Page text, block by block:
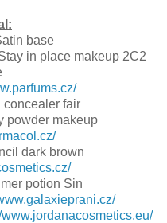
base
in place makeup 2C2
concealer fair
powder makeup
dark brown
potion Sin
www.jordanacosmetics.eu/